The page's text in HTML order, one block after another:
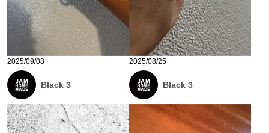
2025/09/08
Black 3
2025/08/25
Black 3